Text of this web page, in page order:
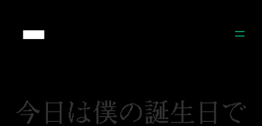
content
今日は僕の誕生日で